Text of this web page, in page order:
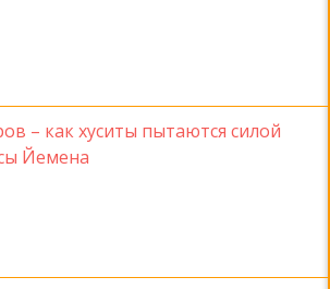
– как хуситы пытаются силой
Йемена